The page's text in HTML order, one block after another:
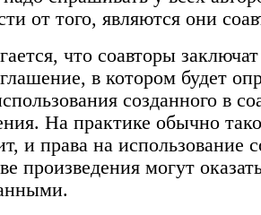
от того, являются они
что соавторы
в котором будет
созданного в
На практике обычно
и права на использование
произведения могут